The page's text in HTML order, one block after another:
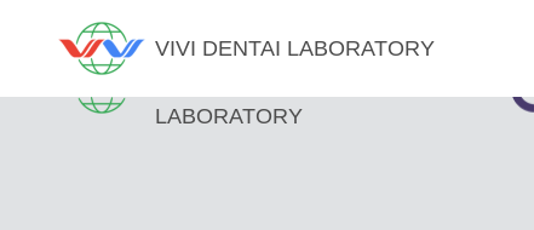
VIVI DENTAI LABORATORY
LABORATORY